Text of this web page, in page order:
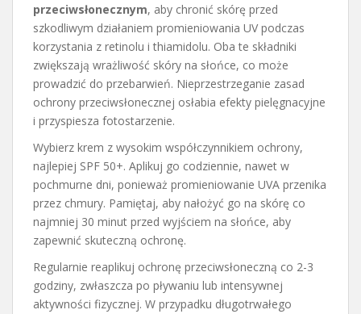
przeciwsłonecznym, aby chronić skórę przed
szkodliwym działaniem promieniowania UV podczas
korzystania z retinolu i thiamidolu. Oba te składniki
zwiększają wrażliwość skóry na słońce, co może
prowadzić do przebarwień. Nieprzestrzeganie zasad
ochrony przeciwsłonecznej osłabia efekty pielęgnacyjne
i przyspiesza fotostarzenie.
Wybierz krem z wysokim współczynnikiem ochrony,
najlepiej SPF 50+. Aplikuj go codziennie, nawet w
pochmurne dni, ponieważ promieniowanie UVA przenika
przez chmury. Pamiętaj, aby nałożyć go na skórę co
najmniej 30 minut przed wyjściem na słońce, aby
zapewnić skuteczną ochronę.
Regularnie reaplikuj ochronę przeciwsłoneczną co 2-3
godziny, zwłaszcza po pływaniu lub intensywnej
aktywności fizycznej. W przypadku długotrwałego